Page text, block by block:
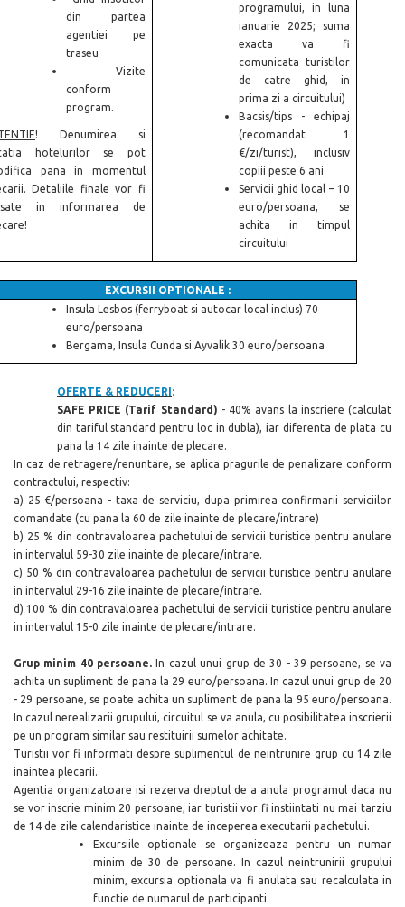
din partea
agentiei pe
traseu
Vizite
conform
program.
! Denumirea si
hotelurilor se pot
pana in momentul
Detaliile finale vor fi
in informarea de
programului, in luna
ianuarie 2025; suma
exacta va fi
comunicata turistilor
de catre ghid, in
prima zi a circuitului)
Bacsis/tips - echipaj
(recomandat 1
€/zi/turist), inclusiv
copiii peste 6 ani
Servicii ghid local – 10
euro/persoana, se
achita in timpul
circuitului
EXCURSII OPTIONALE :
Insula Lesbos (ferryboat si autocar local inclus) 70
euro/persoana
Bergama, Insula Cunda si Ayvalik 30 euro/persoana
OFERTE & REDUCERI:
SAFE PRICE (Tarif Standard) - 40% avans la inscriere (calculat
din tariful standard pentru loc in dubla), iar diferenta de plata cu
pana la 14 zile inainte de plecare.
In caz de retragere/renuntare, se aplica pragurile de penalizare conform
contractului, respectiv:
a) 25 €/persoana - taxa de serviciu, dupa primirea confirmarii serviciilor
comandate (cu pana la 60 de zile inainte de plecare/intrare)
b) 25 % din contravaloarea pachetului de servicii turistice pentru anulare
in intervalul 59-30 zile inainte de plecare/intrare.
c) 50 % din contravaloarea pachetului de servicii turistice pentru anulare
in intervalul 29-16 zile inainte de plecare/intrare.
d) 100 % din contravaloarea pachetului de servicii turistice pentru anulare
in intervalul 15-0 zile inainte de plecare/intrare.
Grup minim 40 persoane.In cazul unui grup de 30 - 39 persoane, se va
achita un supliment de pana la 29 euro/persoana. In cazul unui grup de 20
- 29 persoane, se poate achita un supliment de pana la 95 euro/persoana.
In cazul nerealizarii grupului, circuitul se va anula, cu posibilitatea inscrierii
pe un program similar sau restituirii sumelor achitate.
Turistii vor fi informati despre suplimentul de neintrunire grup cu 14 zile
inaintea plecarii.
Agentia organizatoare isi rezerva dreptul de a anula programul daca nu
se vor inscrie minim 20 persoane, iar turistii vor fi instiintati nu mai tarziu
de 14 de zile calendaristice inainte de inceperea executarii pachetului.
Excursiile optionale se organizeaza pentru un numar
minim de 30 de persoane. In cazul neintrunirii grupului
minim, excursia optionala va fi anulata sau recalculata in
functie de numarul de participanti.